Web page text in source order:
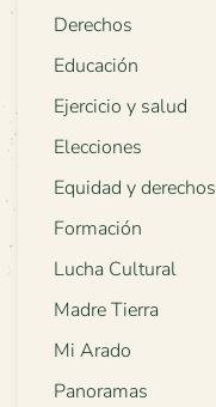
Derechos
Educación
Ejercicio y salud
Elecciones
Equidad y
Formación
Lucha Cultural
Madre Tierra
Mi Arado
Panoramas